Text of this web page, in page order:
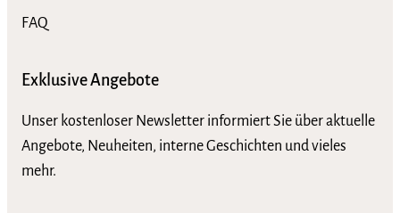
FAQ
Exklusive Angebote
Unser kostenloser Newsletter informiert Sie über aktuelle
Angebote, Neuheiten, interne Geschichten und vieles
mehr.